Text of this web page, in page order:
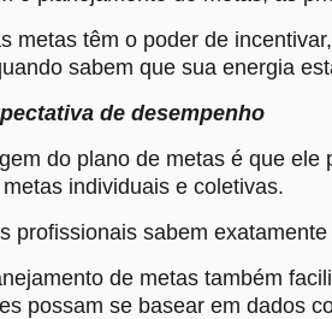
metas têm o poder de
sabem que sua energia
de desempenho
do plano de metas é que
individuais e coletivas.
profissionais sabem
de metas também
possam se basear em dados